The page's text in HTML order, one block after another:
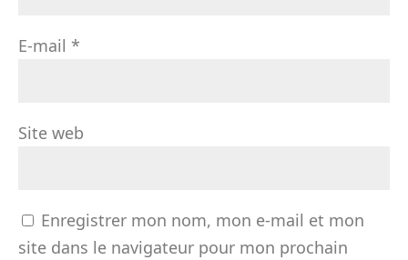
E-mail *
Site web
Enregistrer mon nom, mon e-mail et mon
site dans le navigateur pour mon prochain